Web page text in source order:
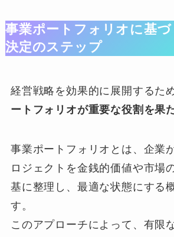
事業ポートフォリオに基
決定のステップ
経営戦略を効果的に展開するた
ートフォリオが重要な役割を果
事業ポートフォリオとは、企業
ロジェクトを金銭的価値や市場
基に整理し、最適な状態にする
す。
このアプローチによって、有限